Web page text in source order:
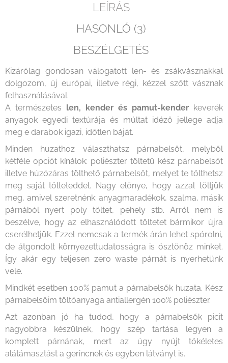
LEÍRÁS
HASONLÓ (3)
BESZÉLGETÉS
Kizárólag gondosan válogatott len- és zsákvásznakkal
dolgozom, új európai, illetve régi, kézzel szőtt vásznak
felhasználásával.
A természetes len, kender és pamut-kender keverék
anyagok egyedi textúrája és múltat idéző jellege adja
meg e darabok igazi, időtlen báját.
Minden huzathoz választhatsz párnabelsőt, melyből
kétféle opciót kínálok: poliészter töltetű kész párnabelsőt
illetve húzózáras tölthető párnabelsőt, melyet te tölthetsz
meg saját tölteteddel. Nagy előnye, hogy azzal töltjük
meg, amivel szeretnénk: anyagmaradékok, szalma, másik
párnából nyert poly töltet, pehely stb. Arról nem is
beszélve, hogy az elhasználódott töltetet bármikor újra
cserélhetjük. Ezzel nemcsak a termék árán lehet spórolni,
de átgondolt környezettudatosságra is ösztönöz minket.
Így akár egy teljesen zero waste párnát is nyerhetünk
vele.
Mindkét esetben 100% pamut a párnabelsők huzata. Kész
párnabelsőim töltőanyaga antiallergén 100% poliészter.
Azt azonban jó ha tudod, hogy a párnabelsők picit
nagyobbra készülnek, hogy szép tartása legyen a
komplett párnának, mert az úgy nyújt tökéletes
alátámasztást a gerincnek és egyben látványt is.